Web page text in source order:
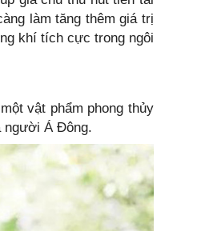
làm tăng thêm giá trị
khí tích cực trong ngôi
vật phẩm phong thủy
người Á Đông.